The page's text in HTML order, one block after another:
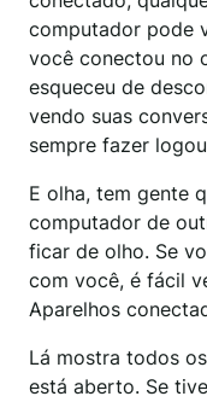
computador pode
você conectou no
esqueceu de
vendo suas
sempre fazer
E olha, tem gente
computador de
ficar de olho. Se
com você, é fácil
Aparelhos
Lá mostra todos
está aberto. Se